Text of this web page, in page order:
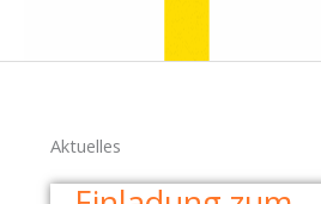
Aktuelles